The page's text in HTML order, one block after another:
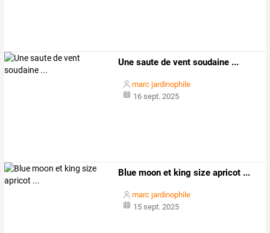
Une saute de vent soudaine ...
marc jardinophile
16 sept. 2025
Blue moon et king size apricot ...
marc jardinophile
15 sept. 2025